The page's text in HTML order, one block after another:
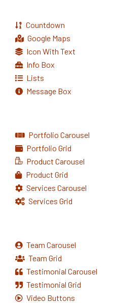
Countdown
Google Maps
Icon With Text
Info Box
Lists
Message Box
Portfolio Carousel
Portfolio Grid
Product Carousel
Product Grid
Services Carousel
Services Grid
Team Carousel
Team Grid
Testimonial Carousel
Testimonial Grid
Video Buttons